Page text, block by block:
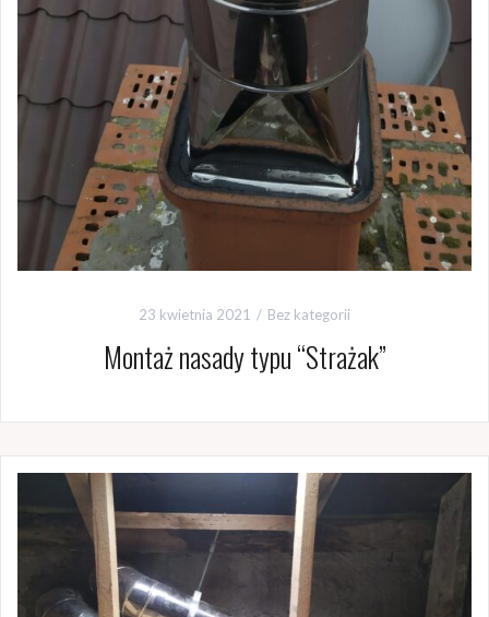
23 kwietnia 2021 Bez kategorii
Montaż nasady typu “Strażak”